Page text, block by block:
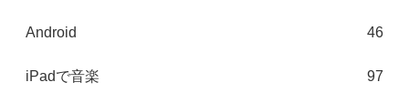
Android 46
iPadで音楽 97